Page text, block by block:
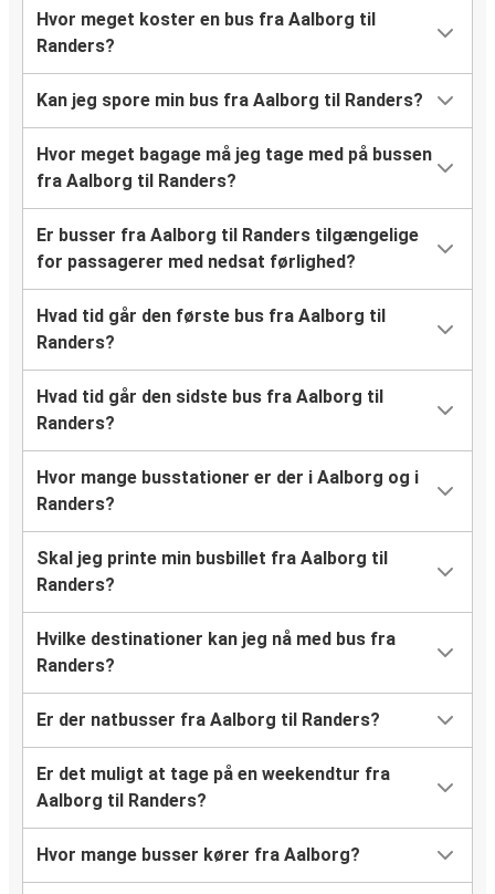
Hvor meget koster en bus fra Aalborg til
Randers?
Kan jeg spore min bus fra Aalborg til Randers?
Hvor meget bagage må jeg tage med på bussen
fra Aalborg til Randers?
Er busser fra Aalborg til Randers tilgængelige
for passagerer med nedsat førlighed?
Hvad tid går den første bus fra Aalborg til
Randers?
Hvad tid går den sidste bus fra Aalborg til
Randers?
Hvor mange busstationer er der i Aalborg og i
Randers?
Skal jeg printe min busbillet fra Aalborg til
Randers?
Hvilke destinationer kan jeg nå med bus fra
Randers?
Er der natbusser fra Aalborg til Randers?
Er det muligt at tage på en weekendtur fra
Aalborg til Randers?
Hvor mange busser kører fra Aalborg?